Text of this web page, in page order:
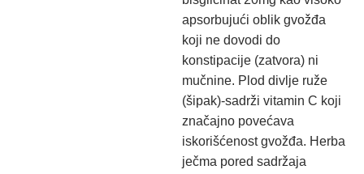
apsorbujući oblik gvožđa
koji ne dovodi do
konstipacije (zatvora) ni
mučnine. Plod divlje ruže
(šipak)-sadrži vitamin C koji
značajno povećava
iskorišćenost gvožđa. Herba
ječma pored sadržaja